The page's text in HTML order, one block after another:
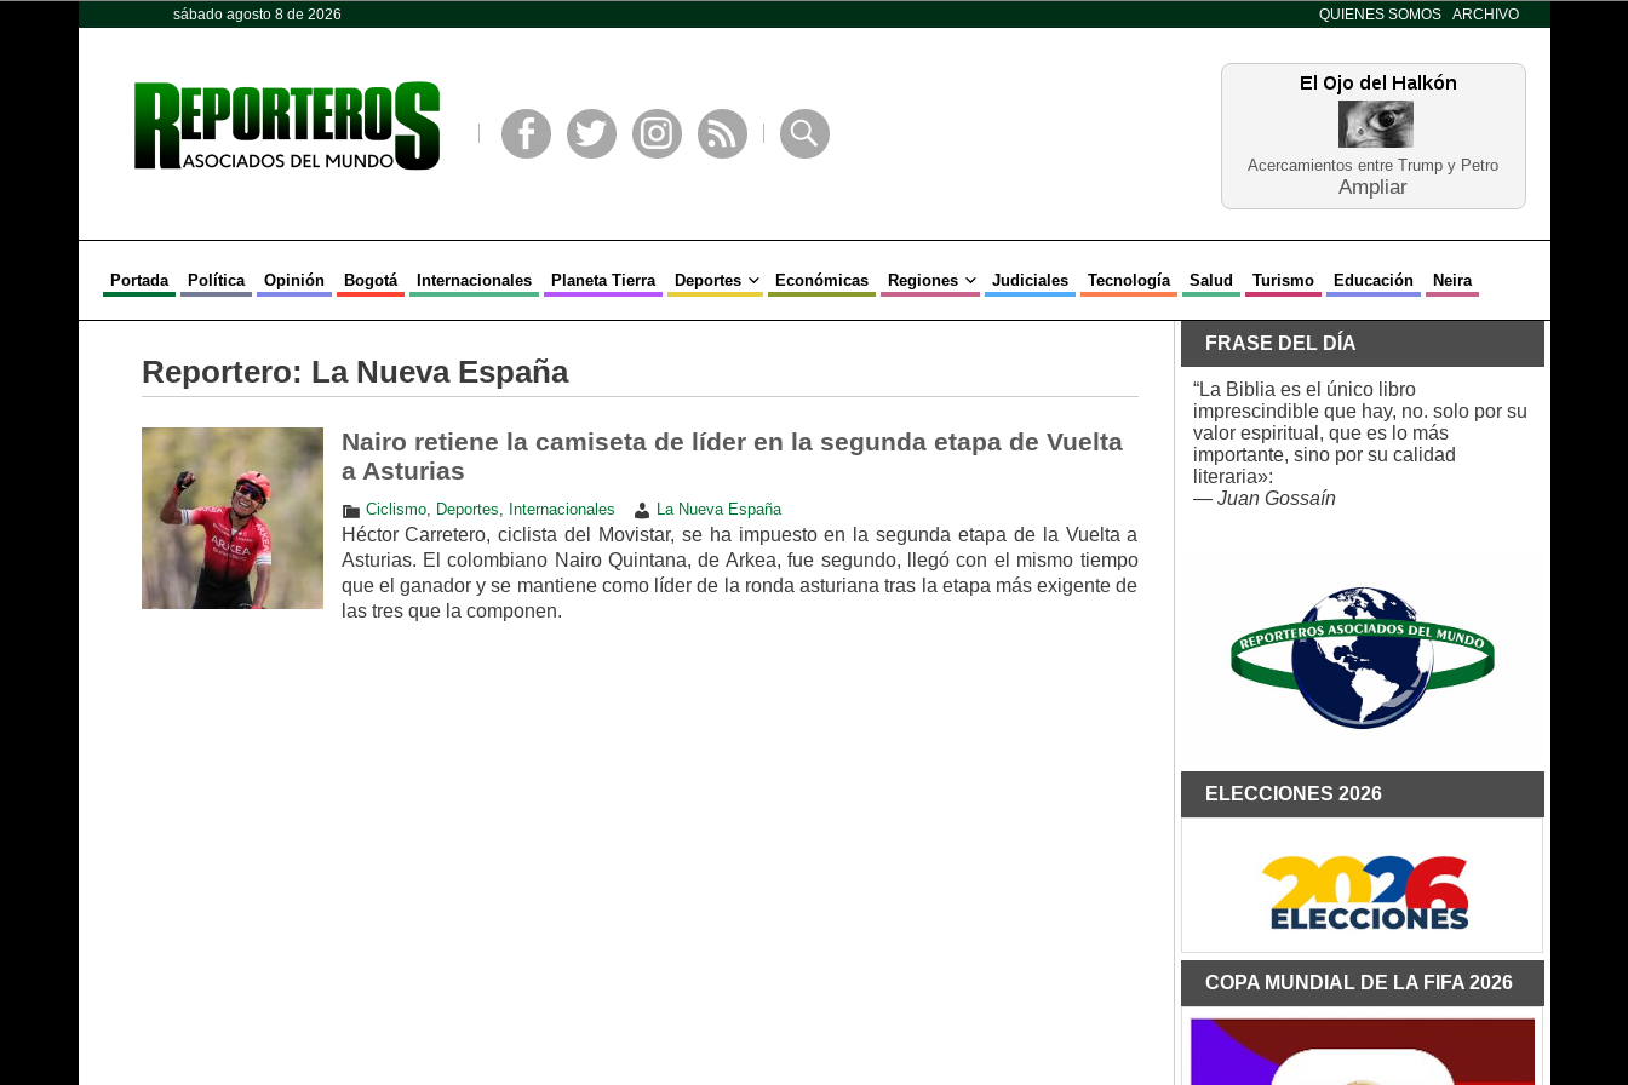
sábado agosto 8 de 2026 QUIENES SOMOS ARCHIVO
Acercamientos entre Trump y Petro
Ampliar
Portada Política Opinión Bogotá Internacionales Planeta Tierra Deportes Económicas Regiones Judiciales Tecnología Salud Turismo Educación Neira
Reportero: La Nueva España
Nairo retiene la camiseta de líder en la segunda etapa de Vuelta
a Asturias
Ciclismo, Deportes, Internacionales La Nueva España
Héctor Carretero, ciclista del Movistar, se ha impuesto en la segunda etapa de la Vuelta a
Asturias. El colombiano Nairo Quintana, de Arkea, fue segundo, llegó con el mismo tiempo
que el ganador y se mantiene como líder de la ronda asturiana tras la etapa más exigente de
las tres que la componen.
FRASE DEL DÍA
“La Biblia es el único libro
imprescindible que hay, no. solo por su
valor espiritual, que es lo más
importante, sino por su calidad
literaria»:
— Juan Gossaín
ELECCIONES 2026
COPA MUNDIAL DE LA FIFA 2026
Opinión Política